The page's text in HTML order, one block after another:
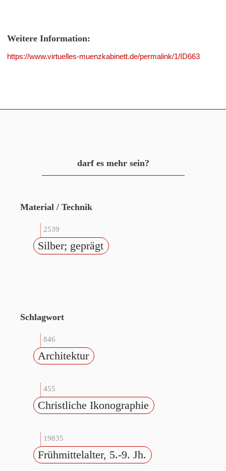
Weitere Information:
https://www.virtuelles-muenzkabinett.de/permalink/1/ID663
darf es mehr sein?
Material / Technik
2539
Silber; geprägt
Schlagwort
846
Architektur
455
Christliche Ikonographie
19835
Frühmittelalter, 5.-9. Jh.